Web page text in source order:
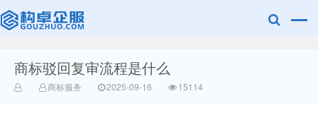
赣州乐融知识
商标驳回复审流程是什么
商标服务 2025-09-16 15114